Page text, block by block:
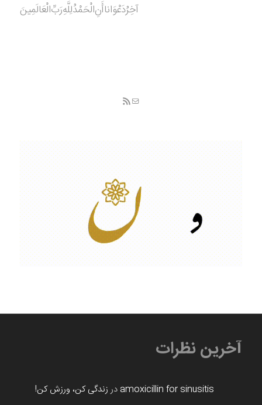
آخِرُدَعْوَانا‌أَنِ‌الْحَمْدُ‌‌‌لِلَّهِ‌رَبِّ‌الْعَالَمِينَ
آخرین نظرات
amoxicillin for sinusitis در زندگی کن، ورزش کن!